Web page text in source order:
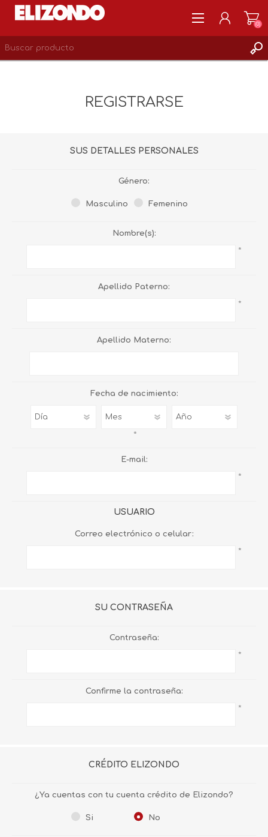
(0)
REGISTRARSE
SUS DETALLES PERSONALES
Género:
Masculino Femenino
Nombre(s):
*
Apellido Paterno:
*
Apellido Materno:
Fecha de nacimiento:
*
E-mail:
*
USUARIO
Correo electrónico o celular:
*
SU CONTRASEÑA
Contraseña:
*
Confirme la contraseña:
*
CRÉDITO ELIZONDO
¿Ya cuentas con tu cuenta crédito de Elizondo?
Si No